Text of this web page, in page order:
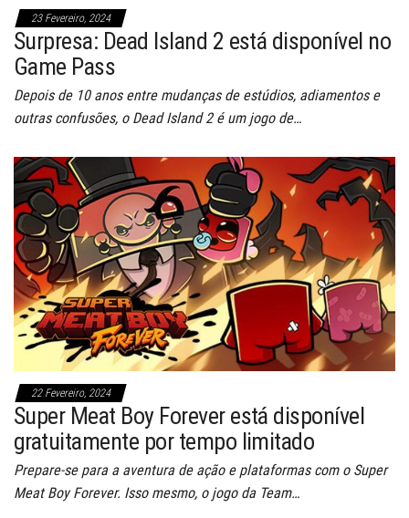
23 Fevereiro, 2024
Surpresa: Dead Island 2 está disponível no
Game Pass
Depois de 10 anos entre mudanças de estúdios, adiamentos e
outras confusões, o Dead Island 2 é um jogo de…
22 Fevereiro, 2024
Super Meat Boy Forever está disponível
gratuitamente por tempo limitado
Prepare-se para a aventura de ação e plataformas com o Super
Meat Boy Forever. Isso mesmo, o jogo da Team…